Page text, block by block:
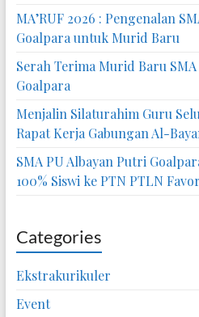
MA’RUF 2026 : Pengenalan
Goalpara untuk Murid Baru
Serah Terima Murid Baru
Goalpara
Menjalin Silaturahim Guru
Rapat Kerja Gabungan Al-
SMA PU Albayan Putri
100% Siswi ke PTN PTLN
Categories
Ekstrakurikuler
Event